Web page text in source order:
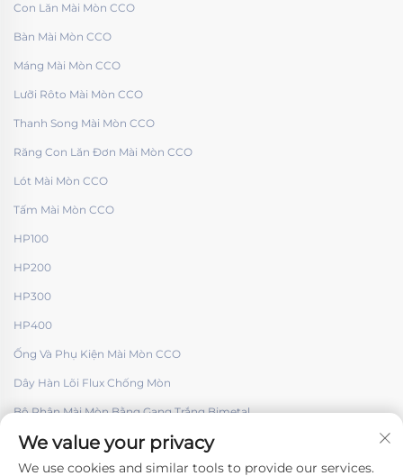
Con Lăn Mài Mòn CCO
Bàn Mài Mòn CCO
Máng Mài Mòn CCO
Lưỡi Rôto Mài Mòn CCO
Thanh Song Mài Mòn CCO
Răng Con Lăn Đơn Mài Mòn CCO
Lót Mài Mòn CCO
Tấm Mài Mòn CCO
HP100
HP200
HP300
HP400
Ống Và Phụ Kiện Mài Mòn CCO
Dây Hàn Lõi Flux Chống Mòn
Bộ Phận Mài Mòn Bằng Gang Trắng Bimetal
We value your privacy
We use cookies and similar tools to provide our services.